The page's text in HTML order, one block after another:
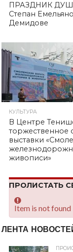
ПРАЗДНИК
Степан
Демидове
КУЛЬТУРА
В Центре
торжественное
выставки
живописи»
ПРОЛИСТАТЬ
Item is not found
ЛЕНТА